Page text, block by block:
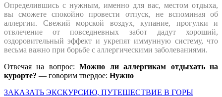
Определившись с нужным, именно для вас, местом отдыха,
вы сможете спокойно провести отпуск, не вспоминая об
аллергии. Свежий морской воздух, купание, прогулки и
отвлечение от повседневных забот дадут хороший,
оздоровительный эффект и укрепят иммунную систему, что
весьма важно при борьбе с аллергическими заболеваниями.
Отвечая на вопрос:Можно ли аллергикам отдыхать на
курорте? — говорим твердое: Нужно
ЗАКАЗАТЬ ЭКСКУРСИЮ, ПУТЕШЕСТВИЕ В ГОРЫ